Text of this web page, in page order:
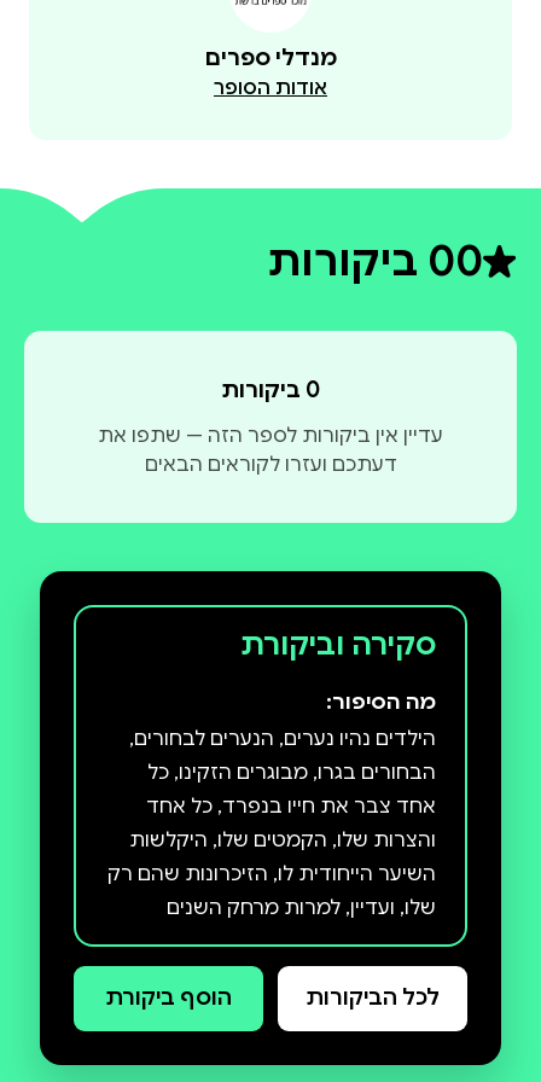
מנדלי ספרים
אודות הסופר
0דירוג ממוצע 0 מתוך 5
0 ביקורות
0 ביקורות
עדיין אין ביקורות לספר הזה — שתפו את
דעתכם ועזרו לקוראים הבאים
סקירה וביקורת
מה הסיפור:
הילדים נהיו נערים, הנערים לבחורים,
הבחורים בגרו, מבוגרים הזקינו, כל
אחד צבר את חייו בנפרד, כל אחד
והצרות שלו, הקמטים שלו, היקלשות
השיער הייחודית לו, הזיכרונות שהם רק
שלו, ועדיין, למרות מרחק השנים
והתהפוכות שעברו מאז לידתם, נותרה
בינם קרבה מיידית ואינסטינקטיבית
שלא ניתנת להגדרה, סוג של זיכרון
לכל הביקורות הוסף ביקורת